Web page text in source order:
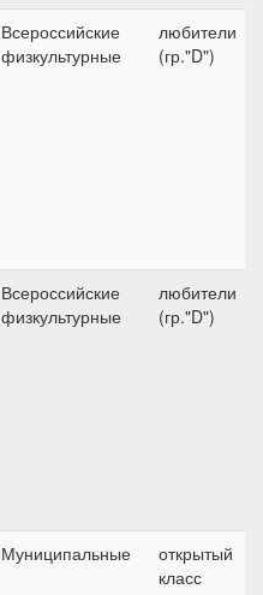
Всероссийские
физкультурные
любители
(гр."D")
Всероссийские
физкультурные
любители
(гр."D")
Муниципальные
открытый
класс